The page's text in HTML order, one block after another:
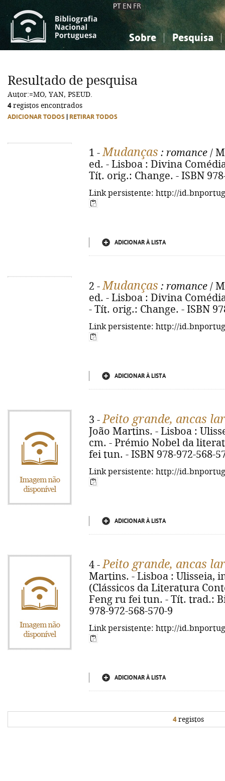
PT EN FR
Sobre Pesquisa
Ciências sociais...
Ciências sociais...
Resultado de pesquisa
Autor:=MO, YAN, PSEUD.
4registos encontrados
ADICIONAR TODOS RETIRAR TODOS
1 -Mudanças : romance /
ed. - Lisboa : Divina
Tít. orig.: Change. - ISBN
Link persistente: http://
ADICIONAR À LISTA
2 -Mudanças : romance /
ed. - Lisboa : Divina
- Tít. orig.: Change. - ISBN
Link persistente: http://
ADICIONAR À LISTA
3 -Peito grande, ancas
João Martins. - Lisboa :
cm. - Prémio Nobel da
fei tun. - ISBN 978-972-568-
Link persistente: http://
ADICIONAR À LISTA
4 -Peito grande, ancas
Martins. - Lisboa : Ulisseia,
(Clássicos da Literatura
Feng ru fei tun. - Tít. trad.:
978-972-568-570-9
Link persistente: http://
ADICIONAR À LISTA
4registos